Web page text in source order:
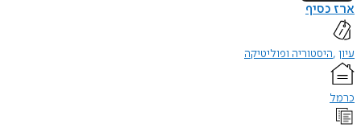
ארז כסיף
עיון היסטוריה ופוליטיקה
כרמל